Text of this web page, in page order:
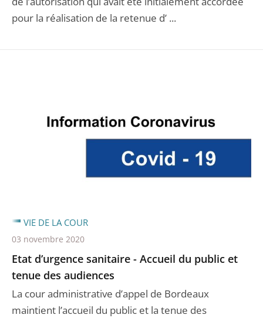
pour la réalisation de la retenue d’ ...
Etat d’urgence sanitaire - Accueil du public et
tenue des audiences
La cour administrative d’appel de Bordeaux
maintient l’accueil du public et la tenue des
VIE DE LA COUR
03 novembre 2020